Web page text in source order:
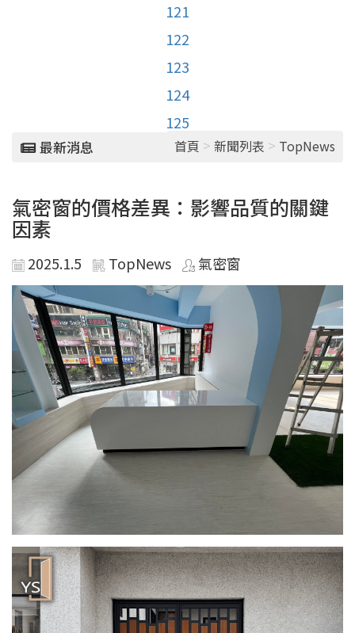
121
122
123
124
125
最新消息 首頁 > 新聞列表 > TopNews
氣密窗的價格差異：影響品質的關鍵
因素
2025.1.5 TopNews 氣密窗